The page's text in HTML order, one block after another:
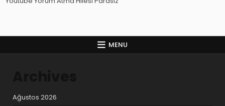
MENU
Ağustos 2026